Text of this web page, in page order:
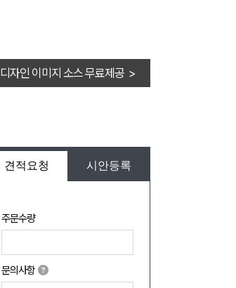
디자인 이미지 소스 무료제공 >
견적요청 시안등록
주문수량
문의사항